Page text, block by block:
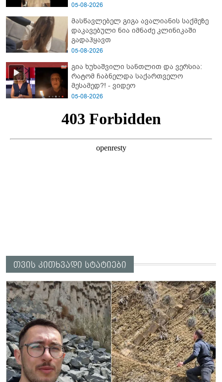
05-08-2026
მასწავლებელ გიგა ავალიანის საქმეზე
დაკავებული ნია იმნაძე კლინიკაში
გადაჰყავთ
05-08-2026
გია ხუხაშვილი სანთლით და ვერსია:
რატომ ჩაბნელდა საქართველო
მესამედ?! - ვიდეო
05-08-2026
თვის კითხვადი სტატიები